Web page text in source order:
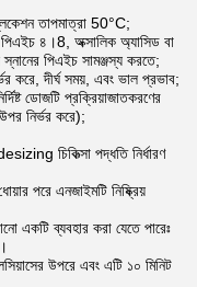
তাপমাত্রা 50°C;
৪।8, অক্সালিক অ্যাসিড বা
পিএইচ সামঞ্জস্য করতে;
করে, দীর্ঘ সময়, এবং ভাল প্রভাব;
ডোজটি প্রক্রিয়াজাতকরণের
নির্ভর করে);
চিকিত্সা পদ্ধতি নির্ধারণ
পরে এনজাইমটি নিষ্ক্রিয়
একটি ব্যবহার করা যেতে পারেঃ
উপরে এবং এটি ১০ মিনিট